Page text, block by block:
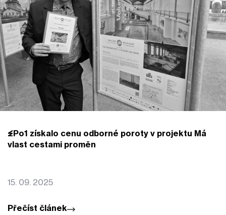
EPo1 získalo cenu odborné poroty v projektu Má
vlast cestami proměn
15. 09. 2025
Přečíst článek